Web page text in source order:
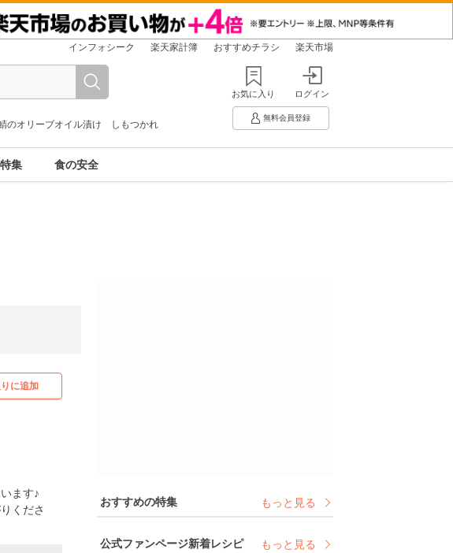
インフォシーク 楽天家計簿 おすすめチラシ 楽天市場
のオリーブオイル漬け しもつかれ
お気に入り ログイン
無料会員登録
集 食の安全
に追加
ます♪
くださ
おすすめの特集 もっと見る
公式ファンページ新着レシピ もっと見る